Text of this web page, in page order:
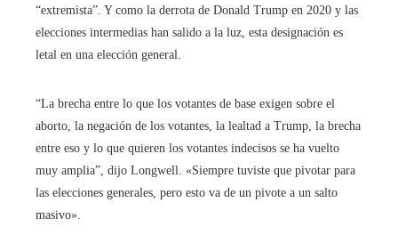
“extremista”. Y como la derrota de Donald Trump en 2020 y las
elecciones intermedias han salido a la luz, esta designación es
letal en una elección general.
“La brecha entre lo que los votantes de base exigen sobre el
aborto, la negación de los votantes, la lealtad a Trump, la brecha
entre eso y lo que quieren los votantes indecisos se ha vuelto
muy amplia”, dijo Longwell. «Siempre tuviste que pivotar para
las elecciones generales, pero esto va de un pivote a un salto
masivo».